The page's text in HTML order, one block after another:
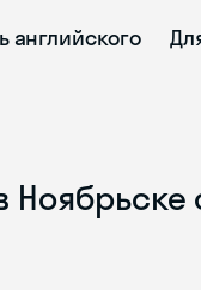
английского
Ноябрьске